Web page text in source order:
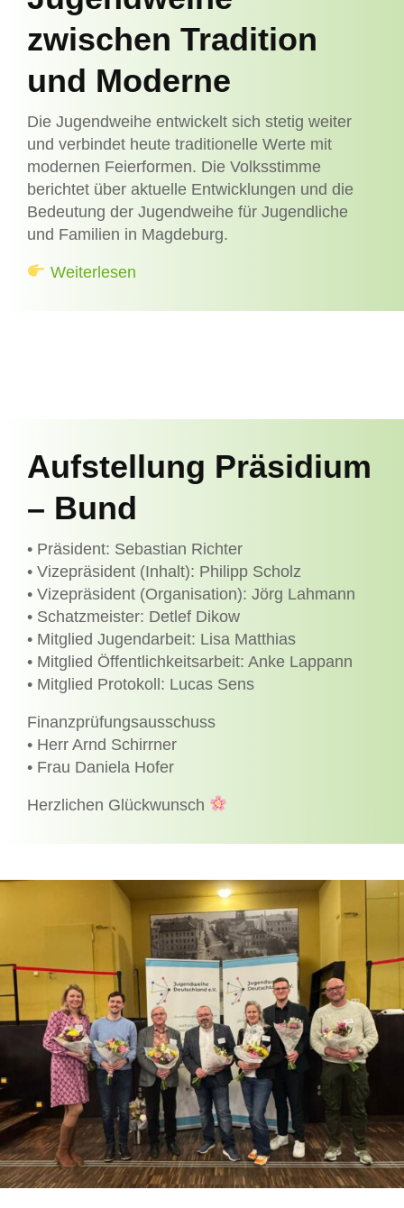
zwischen Tradition
und Moderne
Die Jugendweihe entwickelt sich stetig weiter
und verbindet heute traditionelle Werte mit
modernen Feierformen. Die Volksstimme
berichtet über aktuelle Entwicklungen und die
Bedeutung der Jugendweihe für Jugendliche
und Familien in Magdeburg.
Weiterlesen
Aufstellung Präsidium
– Bund
• Präsident: Sebastian Richter
• Vizepräsident (Inhalt): Philipp Scholz
• Vizepräsident (Organisation): Jörg Lahmann
• Schatzmeister: Detlef Dikow
• Mitglied Jugendarbeit: Lisa Matthias
• Mitglied Öffentlichkeitsarbeit: Anke Lappann
• Mitglied Protokoll: Lucas Sens
Finanzprüfungsausschuss
• Herr Arnd Schirrner
• Frau Daniela Hofer
Herzlichen Glückwunsch